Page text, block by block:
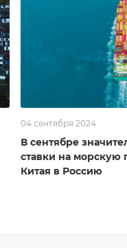
04 сентября 2024
В сентябре
ставки на морскую
Китая в Россию